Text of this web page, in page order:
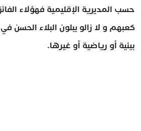
حسب المديرية الإقليمية فهؤلاء
كعبهم و لا زالو يبلون البلاء الحسن
بيئية أو رياضية أو غيرها.